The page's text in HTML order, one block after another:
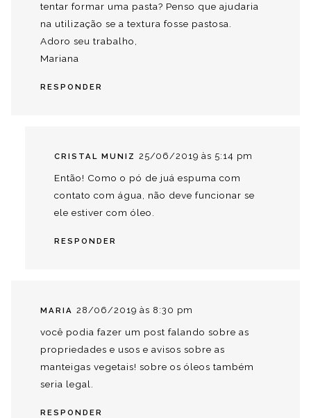
tentar formar uma pasta? Penso que ajudaria
na utilização se a textura fosse pastosa.
Adoro seu trabalho,
Mariana
RESPONDER
CRISTAL MUNIZ 25/06/2019 às 5:14 pm
Então! Como o pó de juá espuma com
contato com água, não deve funcionar se
ele estiver com óleo.
RESPONDER
MARIA 28/06/2019 às 8:30 pm
você podia fazer um post falando sobre as
propriedades e usos e avisos sobre as
manteigas vegetais! sobre os óleos também
seria legal.
RESPONDER